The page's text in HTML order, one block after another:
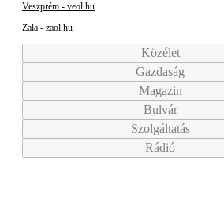
Veszprém - veol.hu
Zala - zaol.hu
Közélet
Gazdaság
Magazin
Bulvár
Szolgáltatás
Rádió